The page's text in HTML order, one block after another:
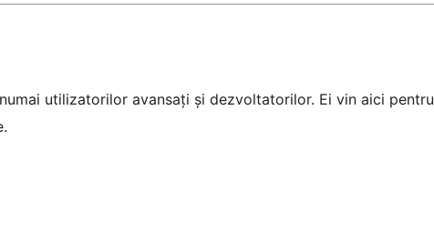
utilizatorilor avansați și dezvoltatorilor. Ei vin aici pentru